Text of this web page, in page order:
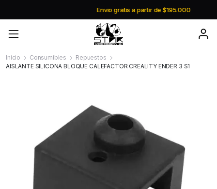
Envio gratis a partir de $195.000
Inicio Consumibles
Repuestos
AISLANTE SILICONA BLOQUE CALEFACTOR CREALITY ENDER 3 S1